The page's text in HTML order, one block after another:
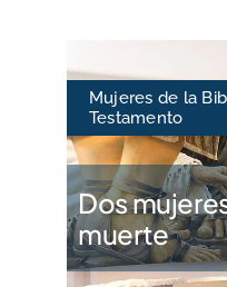
Mujeres de la
Testamento
Dos
muerte